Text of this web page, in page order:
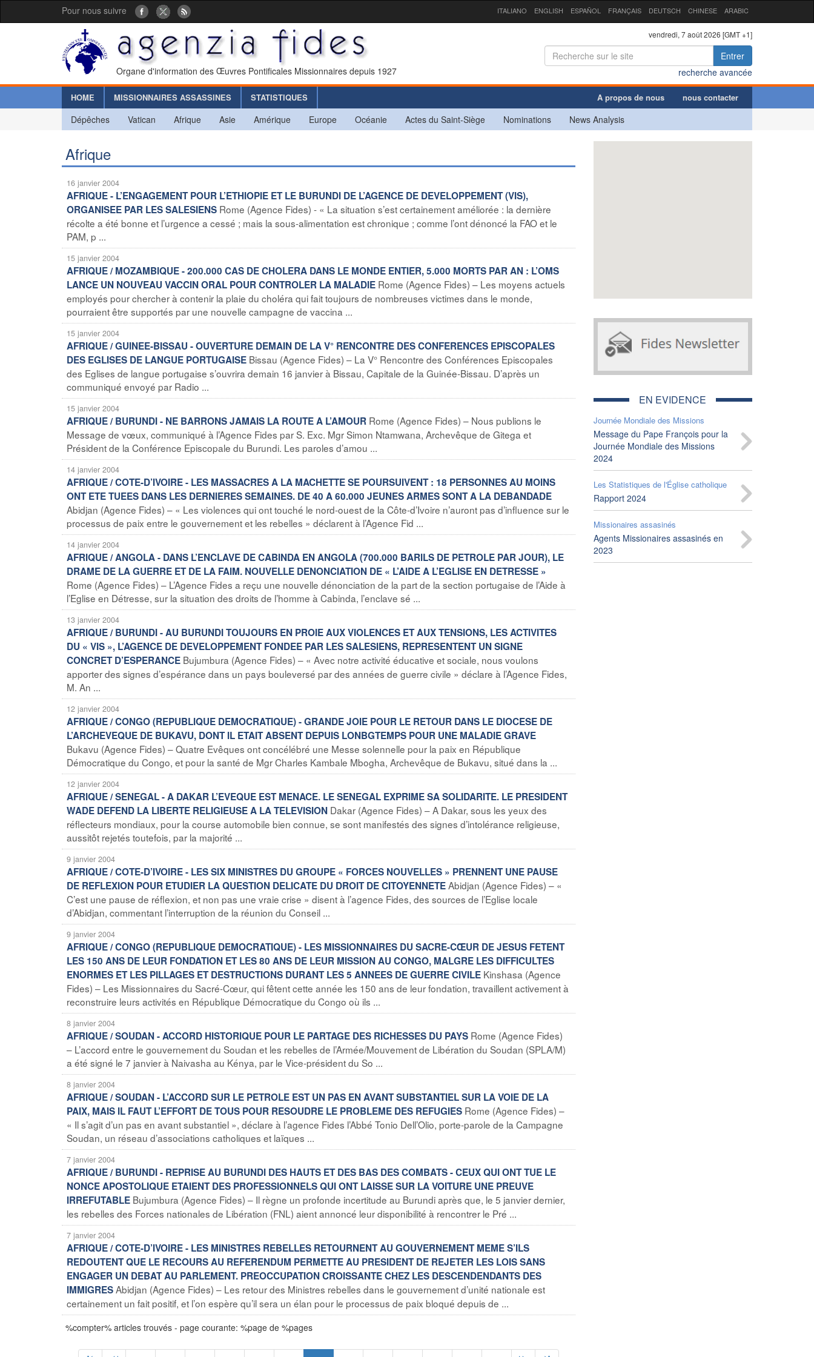
Pour nous suivre ITALIANO ENGLISH ESPAÑOL FRANÇAIS DEUTSCH CHINESE ARABIC
Organe d'information des Œuvres Pontificales Missionnaires depuis 1927
vendredi, 7 août 2026 [GMT +1]
Entrer
recherche avancée
HOME MISSIONNAIRES ASSASSINES STATISTIQUES A propos de nous nous contacter
Dépêches Vatican Afrique Asie Amérique Europe Océanie Actes du Saint-Siège Nominations News Analysis
Afrique
16 janvier 2004
AFRIQUE - L’ENGAGEMENT POUR L’ETHIOPIE ET LE BURUNDI DE L’AGENCE DE DEVELOPPEMENT (VIS),
ORGANISEE PAR LES SALESIENS Rome (Agence Fides) - « La situation s’est certainement améliorée : la dernière
récolte a été bonne et l’urgence a cessé ; mais la sous-alimentation est chronique ; comme l’ont dénoncé la FAO et le
PAM, p ...
15 janvier 2004
AFRIQUE / MOZAMBIQUE - 200.000 CAS DE CHOLERA DANS LE MONDE ENTIER, 5.000 MORTS PAR AN : L’OMS
LANCE UN NOUVEAU VACCIN ORAL POUR CONTROLER LA MALADIE Rome (Agence Fides) – Les moyens actuels
employés pour chercher à contenir la plaie du choléra qui fait toujours de nombreuses victimes dans le monde,
pourraient être supportés par une nouvelle campagne de vaccina ...
15 janvier 2004
AFRIQUE / GUINEE-BISSAU - OUVERTURE DEMAIN DE LA V° RENCONTRE DES CONFERENCES EPISCOPALES
DES EGLISES DE LANGUE PORTUGAISE Bissau (Agence Fides) – La V° Rencontre des Conférences Episcopales
des Eglises de langue portugaise s’ouvrira demain 16 janvier à Bissau, Capitale de la Guinée-Bissau. D’après un
communiqué envoyé par Radio ...
15 janvier 2004
AFRIQUE / BURUNDI - NE BARRONS JAMAIS LA ROUTE A L’AMOUR Rome (Agence Fides) – Nous publions le
Message de vœux, communiqué à l’Agence Fides par S. Exc. Mgr Simon Ntamwana, Archevêque de Gitega et
Président de la Conférence Episcopale du Burundi. Les paroles d’amou ...
14 janvier 2004
AFRIQUE / COTE-D’IVOIRE - LES MASSACRES A LA MACHETTE SE POURSUIVENT : 18 PERSONNES AU MOINS
ONT ETE TUEES DANS LES DERNIERES SEMAINES. DE 40 A 60.000 JEUNES ARMES SONT A LA DEBANDADE
Abidjan (Agence Fides) – « Les violences qui ont touché le nord-ouest de la Côte-d’Ivoire n’auront pas d’influence sur le
processus de paix entre le gouvernement et les rebelles » déclarent à l’Agence Fid ...
14 janvier 2004
AFRIQUE / ANGOLA - DANS L’ENCLAVE DE CABINDA EN ANGOLA (700.000 BARILS DE PETROLE PAR JOUR), LE
DRAME DE LA GUERRE ET DE LA FAIM. NOUVELLE DENONCIATION DE « L’AIDE A L’EGLISE EN DETRESSE »
Rome (Agence Fides) – L’Agence Fides a reçu une nouvelle dénonciation de la part de la section portugaise de l’Aide à
l’Eglise en Détresse, sur la situation des droits de l’homme à Cabinda, l’enclave sé ...
13 janvier 2004
AFRIQUE / BURUNDI - AU BURUNDI TOUJOURS EN PROIE AUX VIOLENCES ET AUX TENSIONS, LES ACTIVITES
DU « VIS », L’AGENCE DE DEVELOPPEMENT FONDEE PAR LES SALESIENS, REPRESENTENT UN SIGNE
CONCRET D’ESPERANCE Bujumbura (Agence Fides) – « Avec notre activité éducative et sociale, nous voulons
apporter des signes d’espérance dans un pays bouleversé par des années de guerre civile » déclare à l’Agence Fides,
M. An ...
12 janvier 2004
AFRIQUE / CONGO (REPUBLIQUE DEMOCRATIQUE) - GRANDE JOIE POUR LE RETOUR DANS LE DIOCESE DE
L’ARCHEVEQUE DE BUKAVU, DONT IL ETAIT ABSENT DEPUIS LONBGTEMPS POUR UNE MALADIE GRAVE
Bukavu (Agence Fides) – Quatre Evêques ont concélébré une Messe solennelle pour la paix en République
Démocratique du Congo, et pour la santé de Mgr Charles Kambale Mbogha, Archevêque de Bukavu, situé dans la ...
12 janvier 2004
AFRIQUE / SENEGAL - A DAKAR L’EVEQUE EST MENACE. LE SENEGAL EXPRIME SA SOLIDARITE. LE PRESIDENT
WADE DEFEND LA LIBERTE RELIGIEUSE A LA TELEVISION Dakar (Agence Fides) – A Dakar, sous les yeux des
réflecteurs mondiaux, pour la course automobile bien connue, se sont manifestés des signes d’intolérance religieuse,
aussitôt rejetés toutefois, par la majorité ...
9 janvier 2004
AFRIQUE / COTE-D’IVOIRE - LES SIX MINISTRES DU GROUPE « FORCES NOUVELLES » PRENNENT UNE PAUSE
DE REFLEXION POUR ETUDIER LA QUESTION DELICATE DU DROIT DE CITOYENNETEAbidjan (Agence Fides) – «
C’est une pause de réflexion, et non pas une vraie crise » disent à l’agence Fides, des sources de l’Eglise locale
d’Abidjan, commentant l’interruption de la réunion du Conseil ...
9 janvier 2004
AFRIQUE / CONGO (REPUBLIQUE DEMOCRATIQUE) - LES MISSIONNAIRES DU SACRE-CŒUR DE JESUS FETENT
LES 150 ANS DE LEUR FONDATION ET LES 80 ANS DE LEUR MISSION AU CONGO, MALGRE LES DIFFICULTES
ENORMES ET LES PILLAGES ET DESTRUCTIONS DURANT LES 5 ANNEES DE GUERRE CIVILE Kinshasa (Agence
Fides) – Les Missionnaires du Sacré-Cœur, qui fêtent cette année les 150 ans de leur fondation, travaillent activement à
reconstruire leurs activités en République Démocratique du Congo où ils ...
8 janvier 2004
AFRIQUE / SOUDAN - ACCORD HISTORIQUE POUR LE PARTAGE DES RICHESSES DU PAYS Rome (Agence Fides)
– L’accord entre le gouvernement du Soudan et les rebelles de l’Armée/Mouvement de Libération du Soudan (SPLA/M)
a été signé le 7 janvier à Naivasha au Kénya, par le Vice-président du So ...
8 janvier 2004
AFRIQUE / SOUDAN - L’ACCORD SUR LE PETROLE EST UN PAS EN AVANT SUBSTANTIEL SUR LA VOIE DE LA
PAIX, MAIS IL FAUT L’EFFORT DE TOUS POUR RESOUDRE LE PROBLEME DES REFUGIES Rome (Agence Fides) –
« Il s’agit d’un pas en avant substantiel », déclare à l’agence Fides l’Abbé Tonio Dell’Olio, porte-parole de la Campagne
Soudan, un réseau d’associations catholiques et laïques ...
7 janvier 2004
AFRIQUE / BURUNDI - REPRISE AU BURUNDI DES HAUTS ET DES BAS DES COMBATS - CEUX QUI ONT TUE LE
NONCE APOSTOLIQUE ETAIENT DES PROFESSIONNELS QUI ONT LAISSE SUR LA VOITURE UNE PREUVE
IRREFUTABLE Bujumbura (Agence Fides) – Il règne un profonde incertitude au Burundi après que, le 5 janvier dernier,
les rebelles des Forces nationales de Libération (FNL) aient annoncé leur disponibilité à rencontrer le Pré ...
7 janvier 2004
AFRIQUE / COTE-D’IVOIRE - LES MINISTRES REBELLES RETOURNENT AU GOUVERNEMENT MEME S’ILS
REDOUTENT QUE LE RECOURS AU REFERENDUM PERMETTE AU PRESIDENT DE REJETER LES LOIS SANS
ENGAGER UN DEBAT AU PARLEMENT. PREOCCUPATION CROISSANTE CHEZ LES DESCENDENDANTS DES
IMMIGRESAbidjan (Agence Fides) – Les retour des Ministres rebelles dans le gouvernement d’unité nationale est
certainement un fait positif, et l’on espère qu’il sera un élan pour le processus de paix bloqué depuis de ...
%compter% articles trouvés - page courante: %page de %pages
EN EVIDENCE
Journée Mondiale des Missions
Message du Pape François pour la
Journée Mondiale des Missions
2024
Les Statistiques de l'Église catholique
Rapport 2024
Missionaires assasinés
Agents Missionaires assasinés en
2023